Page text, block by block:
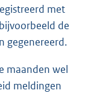
met
de
gegenereerd.
maanden wel
meldingen